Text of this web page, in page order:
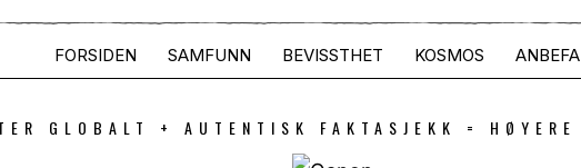
FORSIDEN SAMFUNN BEVISSTHET KOSMOS
GLOBALT + AUTENTISK FAKTASJEKK =